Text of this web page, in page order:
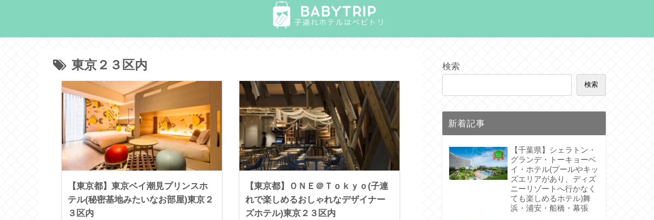
東京２３区内
【東京都】東京ベイ潮見プリンスホ
テル(秘密基地みたいなお部屋)東京２
３区内
【東京都】ＯＮＥ＠Ｔｏｋｙｏ(子連
れで楽しめるおしゃれなデザイナー
ズホテル)東京２３区内
検索
検索
新着記事
【千葉県】シェラトン・
グランデ・トーキョーベ
イ・ホテル(プールやキッ
ズエリアがあり、ディズ
ニーリゾートへ行かなく
ても楽しめるホテル)舞
浜・浦安・船橋・幕張